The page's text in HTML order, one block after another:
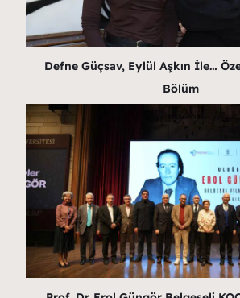
Defne Güçsav, Eylül Aşkın İle…
Bölüm